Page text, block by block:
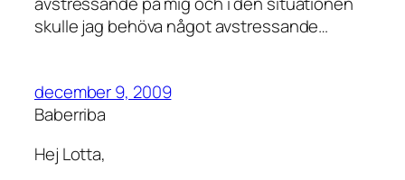
skulle jag behöva något avstressande…
december 9, 2009
Baberriba
Hej Lotta,